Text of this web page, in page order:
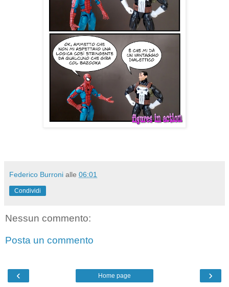
Federico Burroni alle 06:01
Condividi
Nessun commento:
Posta un commento
‹ ›
Home page